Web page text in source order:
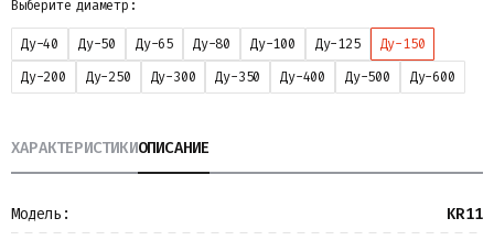
Измерительные приборы
Баки
Детали трубопроводов
Выберите диаметр:
Ду-40 Ду-50 Ду-65 Ду-80 Ду-100 Ду-125
Ду-150
Ду-200
Ду-250 Ду-300 Ду-350 Ду-400 Ду-500 Ду-600
ХАРАКТЕРИСТИКИОПИСАНИЕ
Модель:
KR11